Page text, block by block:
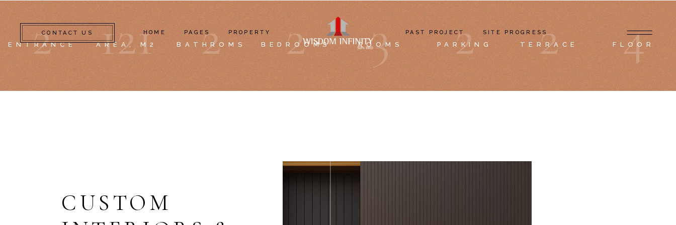
CONTACT US HOME PAGES PROPERTY PAST PROJECT SITE PROGRESS
2
ENTRANCE 121
AREA, M2 2
BATHROMS 2
BEDROOMS 3
ROOMS 2
PARKING 2
TERRACE 4
FLOOR
CUSTOM